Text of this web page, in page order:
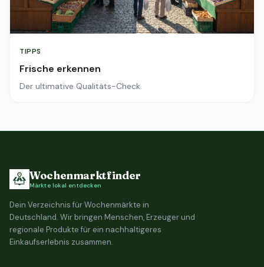
TIPPS
Frische erkennen
Der ultimative Qualitäts-Check.
Wochenmarktfinder
Märkte lokal entdecken
Dein Verzeichnis für Wochenmärkte in
Deutschland. Wir bringen Menschen, Erzeuger und
regionale Produkte für ein nachhaltigeres
Einkaufserlebnis zusammen.